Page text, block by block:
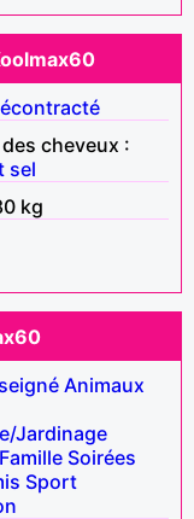
cheveux :
sel
kg
Animaux
Jardinage
Famille Soirées
Sport